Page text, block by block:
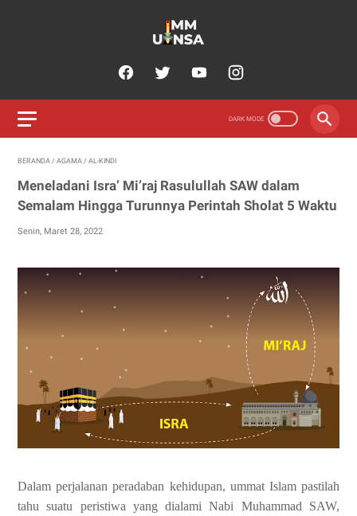
BERANDA / AGAMA / AL-KINDI
Meneladani Isra’ Mi’raj Rasulullah SAW dalam
Semalam Hingga Turunnya Perintah Sholat 5 Waktu
Senin, Maret 28, 2022
Dalam perjalanan peradaban kehidupan, ummat Islam pastilah
tahu suatu peristiwa yang dialami Nabi Muhammad SAW,